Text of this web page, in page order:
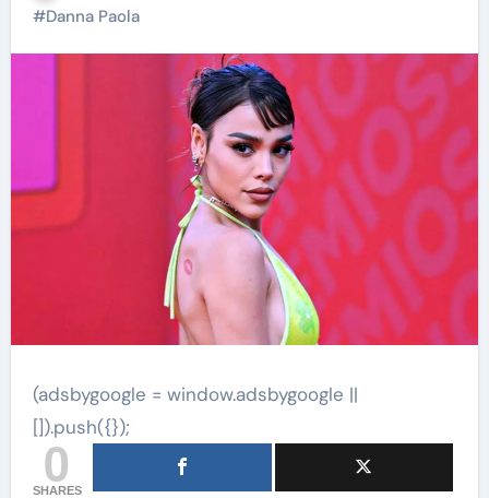
#Danna Paola
(adsbygoogle = window.adsbygoogle ||
[]).push({});
0
SHARES